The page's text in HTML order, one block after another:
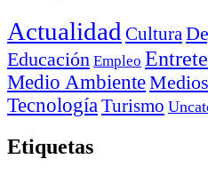
Actualidad Cultura
Educación Empleo
Medio AmbienteMedios
TecnologíaTurismo
Etiquetas